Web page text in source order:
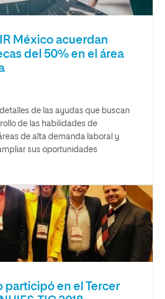
México acuerdan
del 50% en el área
de las ayudas que buscan
de las habilidades de
de alta demanda laboral y
sus oportunidades
participó en el Tercer